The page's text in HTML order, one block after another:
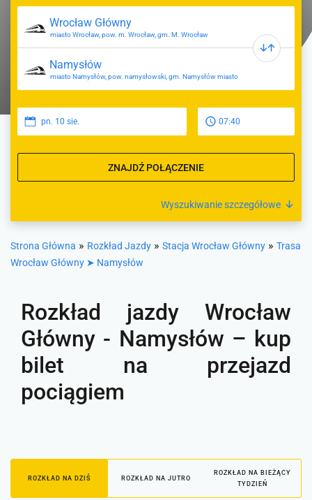
miasto Wrocław, pow. m. Wrocław, gm. M. Wrocław
miasto Namysłów, pow. namysłowski, gm. Namysłów miasto
pn. 10 sie. 07:40
ZNAJDŹ POŁĄCZENIE
Wyszukiwanie szczegółowe
Strona Główna » Rozkład Jazdy » Stacja Wrocław Główny » Trasa
Wrocław Główny ➤ Namysłów
Rozkład jazdy Wrocław
Główny - Namysłów – kup
bilet na przejazd
pociągiem
ROZKŁAD NA DZIŚ ROZKŁAD NA JUTRO
ROZKŁAD NA BIEŻĄCY
TYDZIEŃ